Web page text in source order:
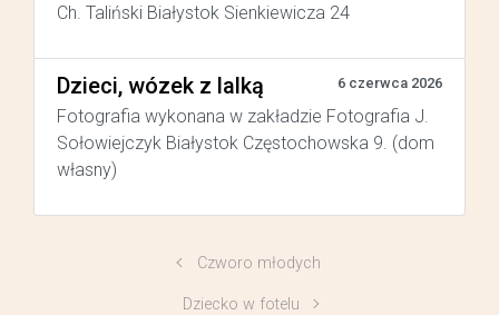
Ch. Taliński Białystok Sienkiewicza 24
Dzieci, wózek z lalką 6 czerwca 2026
Fotografia wykonana w zakładzie Fotografia J.
Sołowiejczyk Białystok Częstochowska 9. (dom
własny)
Czworo młodych
Dziecko w fotelu